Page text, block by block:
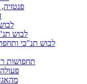
לבוש
לבוש תנ"כי
תחפושות